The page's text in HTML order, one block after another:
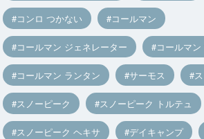
コンロ つかない コールマン
コールマン ジェネレーター コールマ
コールマン ランタン サーモス
スノーピーク スノーピーク トルテュ
スノーピーク ヘキサ デイキャンプ